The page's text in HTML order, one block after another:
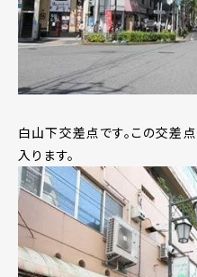
白山下交差点です。この交差
入ります。